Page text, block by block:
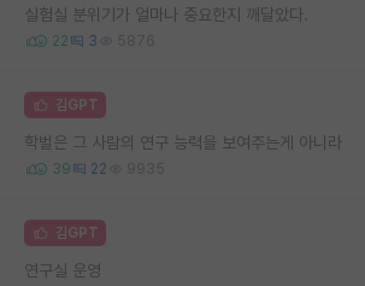
실험실 분위기가 얼마나 중요한지 깨달았다.
22 3 5876
김GPT
학벌은 그 사람의 연구 능력을 보여주는게 아니라
39 22 9935
김GPT
연구실 운영